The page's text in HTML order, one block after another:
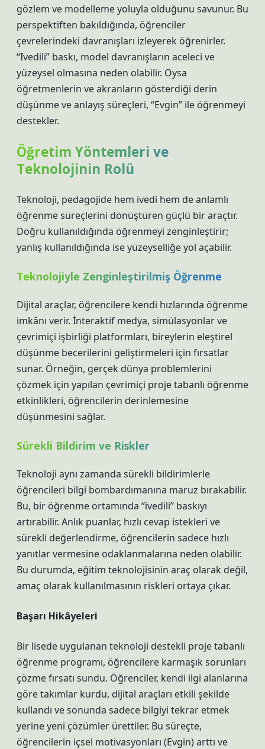
gözlem ve modelleme yoluyla olduğunu savunur. Bu
perspektiften bakıldığında, öğrenciler
çevrelerindeki davranışları izleyerek öğrenirler.
“Ivedili” baskı, model davranışların aceleci ve
yüzeysel olmasına neden olabilir. Oysa
öğretmenlerin ve akranların gösterdiği derin
düşünme ve anlayış süreçleri, “Evgin” ile öğrenmeyi
destekler.
Öğretim Yöntemleri ve
Teknolojinin Rolü
Teknoloji, pedagojide hem ivedi hem de anlamlı
öğrenme süreçlerini dönüştüren güçlü bir araçtır.
Doğru kullanıldığında öğrenmeyi zenginleştirir;
yanlış kullanıldığında ise yüzeyselliğe yol açabilir.
Teknolojiyle Zenginleştirilmiş Öğrenme
Dijital araçlar, öğrencilere kendi hızlarında öğrenme
imkânı verir. İnteraktif medya, simülasyonlar ve
çevrimiçi işbirliği platformları, bireylerin eleştirel
düşünme becerilerini geliştirmeleri için fırsatlar
sunar. Örneğin, gerçek dünya problemlerini
çözmek için yapılan çevrimiçi proje tabanlı öğrenme
etkinlikleri, öğrencilerin derinlemesine
düşünmesini sağlar.
Sürekli Bildirim ve Riskler
Teknoloji aynı zamanda sürekli bildirimlerle
öğrencileri bilgi bombardımanına maruz bırakabilir.
Bu, bir öğrenme ortamında “ivedili” baskıyı
artırabilir. Anlık puanlar, hızlı cevap istekleri ve
sürekli değerlendirme, öğrencilerin sadece hızlı
yanıtlar vermesine odaklanmalarına neden olabilir.
Bu durumda, eğitim teknolojisinin araç olarak değil,
amaç olarak kullanılmasının riskleri ortaya çıkar.
Başarı Hikâyeleri
Bir lisede uygulanan teknoloji destekli proje tabanlı
öğrenme programı, öğrencilere karmaşık sorunları
çözme fırsatı sundu. Öğrenciler, kendi ilgi alanlarına
göre takımlar kurdu, dijital araçları etkili şekilde
kullandı ve sonunda sadece bilgiyi tekrar etmek
yerine yeni çözümler ürettiler. Bu süreçte,
öğrencilerin içsel motivasyonları (Evgin) arttı ve